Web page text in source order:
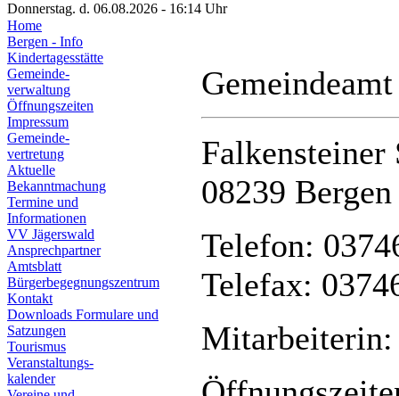
Donnerstag. d. 06.08.2026 - 16:14 Uhr
Home
Bergen - Info
Kindertagesstätte
Gemeinde-
verwaltung
Öffnungszeiten
Impressum
Gemeinde-
vertretung
Aktuelle
Bekanntmachung
Termine und
Informationen
VV Jägerswald
Ansprechpartner
Amtsblatt
Bürgerbegegnungszentrum
Kontakt
Downloads Formulare und
Satzungen
Tourismus
Veranstaltungs-
kalender
Falkensteiner
08239 Bergen
Telefon:
Telefax:
Mitarbeiterin: